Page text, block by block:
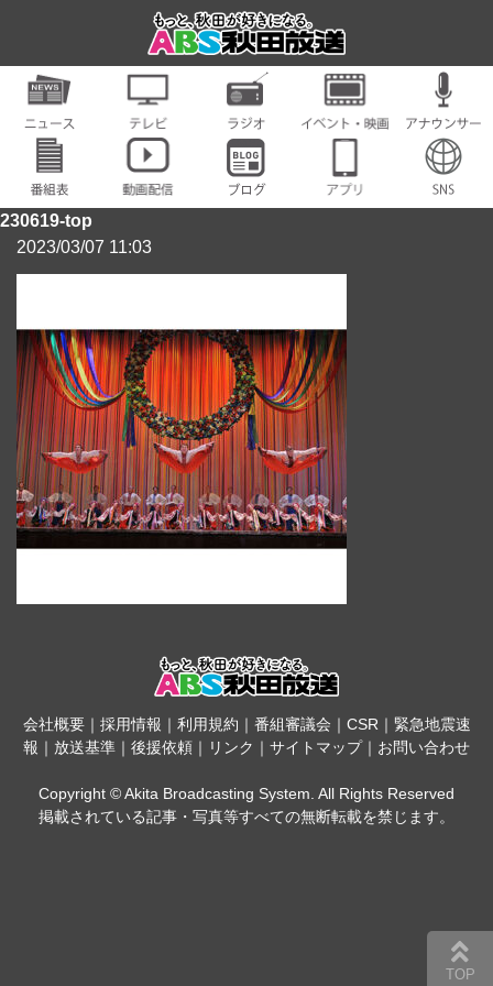
230619-top
2023/03/07 11:03
会社概要｜ 採用情報 ｜ 利用規約 ｜ 番組審議会 ｜ CSR｜ 緊急地震速
報 ｜ 放送基準 ｜ 後援依頼 ｜ リンク ｜ サイトマップ｜ お問い合わせ
Copyright © Akita Broadcasting System. All Rights Reserved
掲載されている記事・写真等すべての無断転載を禁じます。